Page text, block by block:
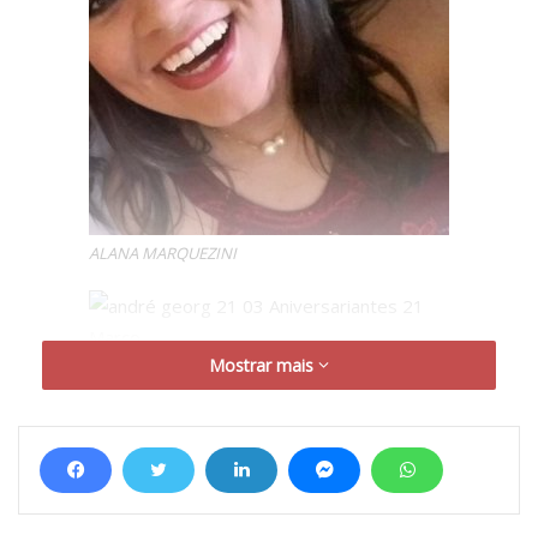
ALANA MARQUEZINI
Mostrar mais